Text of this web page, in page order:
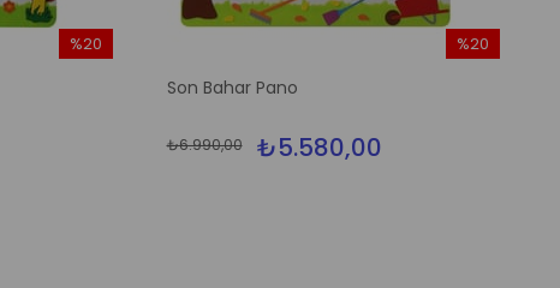
%20
Son Bahar Pano
₺5.580,00
₺6.990,00
%20